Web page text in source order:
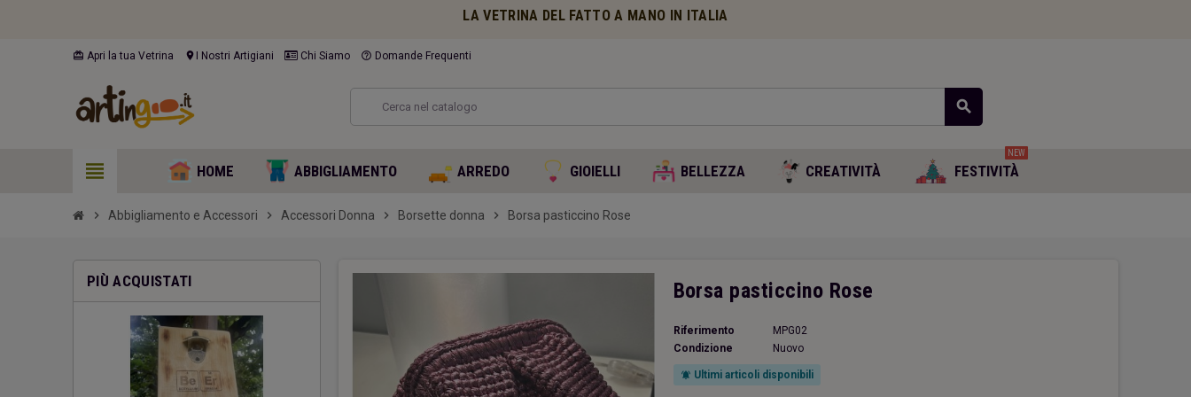
LA VETRINA DEL FATTO A MANO IN ITALIA
card_giftcard Apri la tua Vetrina location_on I Nostri Artigiani Chi Siamo help_outline Domande Frequenti
search
view_headline HOME ABBIGLIAMENTO ARREDO GIOIELLI BELLEZZA CREATIVITÀ FESTIVITÀ
NEW
chevron_right Abbigliamento e Accessori chevron_right Accessori Donna chevron_right Borsette donna chevron_right Borsa pasticcino Rose
PIÙ ACQUISTATI Borsa pasticcino Rose
Riferimento
MPG02
Condizione
Nuovo
notifications_active Ultimi articoli disponibili